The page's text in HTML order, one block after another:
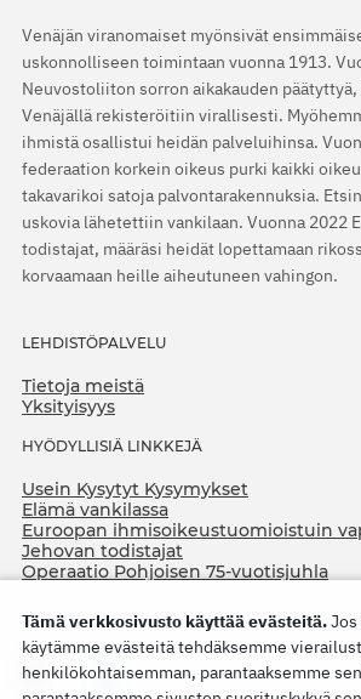
Venäjän viranomaiset myönsivät
uskonnolliseen toimintaan vuonna 1913.
Neuvostoliiton sorron aikakauden
Venäjällä rekisteröitiin virallisesti.
ihmistä osallistui heidän palveluihinsa.
federaation korkein oikeus purki kaikki
takavarikoi satoja palvontarakennuksia.
uskovia lähetettiin vankilaan. Vuonna 2022
todistajat, määräsi heidät lopettamaan
korvaamaan heille aiheutuneen vahingon.
LEHDISTÖPALVELU
Tietoja meistä
Yksityisyys
HYÖDYLLISIÄ LINKKEJÄ
Usein Kysytyt Kysymykset
Elämä vankilassa
Euroopan ihmisoikeustuomioistuin
Jehovan todistajat
Operaatio Pohjoisen 75-vuotisjuhla
Tämä verkkosivusto käyttää evästeitä.Jos
käytämme evästeitä tehdäksemme
henkilökohtaisemman, parantaaksemme